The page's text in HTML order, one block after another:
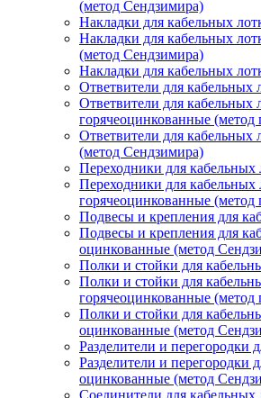
(метод Сендзимира)
Накладки для кабельных
Накладки для кабельных
(метод Сендзимира)
Накладки для кабельных
Ответвители для кабельных
Ответвители для кабельных
горячеоцинкованные (метод
Ответвители для кабельных
(метод Сендзимира)
Переходники для кабельных
Переходники для кабельных
горячеоцинкованные (метод
Подвесы и крепления для
Подвесы и крепления для
оцинкованные (метод
Полки и стойки для
Полки и стойки для
горячеоцинкованные (метод
Полки и стойки для
оцинкованные (метод
Разделители и перегородки
Разделители и перегородки
оцинкованные (метод
Соединители для кабельных